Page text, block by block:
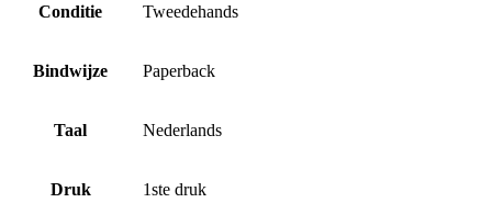
Conditie Tweedehands
Bindwijze Paperback
Taal Nederlands
Druk 1ste druk